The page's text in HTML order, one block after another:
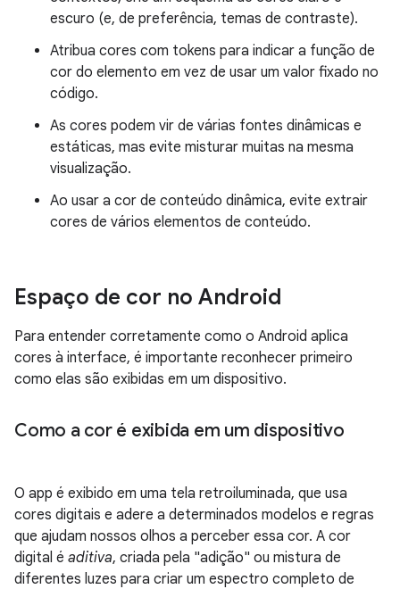
escuro (e, de preferência, temas de contraste).
Atribua cores com tokens para indicar a função de
cor do elemento em vez de usar um valor fixado no
código.
As cores podem vir de várias fontes dinâmicas e
estáticas, mas evite misturar muitas na mesma
visualização.
Ao usar a cor de conteúdo dinâmica, evite extrair
cores de vários elementos de conteúdo.
Espaço de cor no Android
Para entender corretamente como o Android aplica
cores à interface, é importante reconhecer primeiro
como elas são exibidas em um dispositivo.
Como a cor é exibida em um dispositivo
O app é exibido em uma tela retroiluminada, que usa
cores digitais e adere a determinados modelos e regras
que ajudam nossos olhos a perceber essa cor. A cor
digital é aditiva, criada pela "adição" ou mistura de
diferentes luzes para criar um espectro completo de